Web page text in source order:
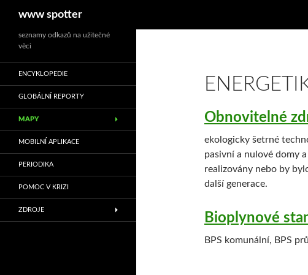
Přejít
obsahu
www spotter
Obnovitelné
ekologicky šetrné
pasivní a nulové domy
realizovány nebo by
další generace.
Bioplynové
BPS komunální, BPS
seznamy odkazů na užitečné
věci
ENCYKLOPEDIE
GLOBÁLNÍ REPORTY
MAPY
MOBILNÍ APLIKACE
PERIODIKA
POMOC V KRIZI
ZDROJE